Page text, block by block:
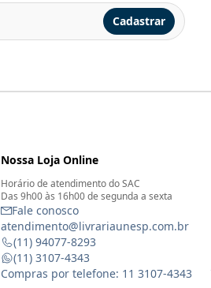
Cadastrar
Nossa Loja Online
Horário de atendimento do SAC
Das 9h00 às 16h00 de segunda a sexta
Fale conosco
atendimento@livrariaunesp.com.br
(11) 94077-8293
(11) 3107-4343
Compras por telefone: 11 3107-4343